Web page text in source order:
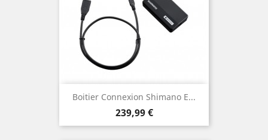
Boitier Connexion Shimano E...
Prix
239,99 €